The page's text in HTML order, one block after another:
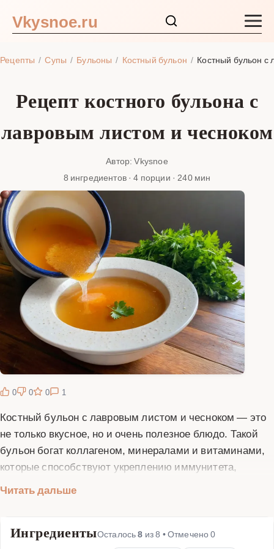
Vkysnoe.ru
Рецепты Супы Бульоны Костный бульон Костный бульон с
Рецепт костного бульона с
лавровым листом и чесноком
Автор: Vkysnoe
8 ингредиентов · 4 порции · 240 мин
0 0 0 1
Костный бульон с лавровым листом и чесноком — это
не только вкусное, но и очень полезное блюдо. Такой
бульон богат коллагеном, минералами и витаминами,
которые способствуют укреплению иммунитета,
поддержанию здоровья суставов. Лавровый лист
добавляет пикантность и усиливает полезные свойства
Читать дальше
ИнгредиентыОсталось8 из8 • Отмечено0